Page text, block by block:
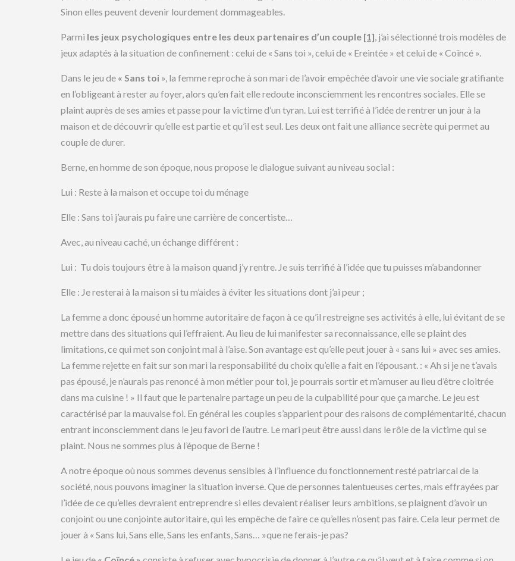
Sinon elles peuvent devenir lourdement dommageables.
Parmi les jeux psychologiques entre les deux partenaires d’un couple [1], j’ai sélectionné trois modèles de
jeux adaptés à la situation de confinement : celui de « Sans toi », celui de « Ereintée » et celui de « Coïncé ».
Dans le jeu de « Sans toi », la femme reproche à son mari de l’avoir empêchée d’avoir une vie sociale gratifiante
en l’obligeant à rester au foyer, alors qu’en fait elle redoute inconsciemment les rencontres sociales. Elle se
plaint auprès de ses amies et passe pour la victime d’un tyran. Lui est terrifié à l’idée de rentrer un jour à la
maison et de découvrir qu’elle est partie et qu’il est seul. Les deux ont fait une alliance secrète qui permet au
couple de durer.
Berne, en homme de son époque, nous propose le dialogue suivant au niveau social :
Lui : Reste à la maison et occupe toi du ménage
Elle : Sans toi j’aurais pu faire une carrière de concertiste…
Avec, au niveau caché, un échange différent :
Lui : Tu dois toujours être à la maison quand j’y rentre. Je suis terrifié à l’idée que tu puisses m’abandonner
Elle : Je resterai à la maison si tu m’aides à éviter les situations dont j’ai peur ;
La femme a donc épousé un homme autoritaire de façon à ce qu’il restreigne ses activités à elle, lui évitant de se
mettre dans des situations qui l’effraient. Au lieu de lui manifester sa reconnaissance, elle se plaint des
limitations, ce qui met son conjoint mal à l’aise. Son avantage est qu’elle peut jouer à « sans lui » avec ses amies.
La femme rejette en fait sur son mari la responsabilité du choix qu’elle a fait en l’épousant. : « Ah si je ne t’avais
pas épousé, je n’aurais pas renoncé à mon métier pour toi, je pourrais sortir et m’amuser au lieu d’être cloitrée
dans ma cuisine ! » Il faut que le partenaire partage un peu de la culpabilité pour que ça marche. Le jeu est
caractérisé par la mauvaise foi. En général les couples s’apparient pour des raisons de complémentarité, chacun
entrant inconsciemment dans le jeu favori de l’autre. Le mari peut être aussi dans le rôle de la victime qui se
plaint. Nous ne sommes plus à l’époque de Berne !
A notre époque où nous sommes devenus sensibles à l’influence du fonctionnement resté patriarcal de la
société, nous pouvons imaginer la situation inverse. Que de personnes talentueuses certes, mais effrayées par
l’idée de ce qu’elles devraient entreprendre si elles devaient réaliser leurs ambitions, se plaignent d’avoir un
conjoint ou une conjointe autoritaire, qui les empêche de faire ce qu’elles n’osent pas faire. Cela leur permet de
jouer à « Sans lui, Sans elle, Sans les enfants, Sans… »que ne ferais-je pas?